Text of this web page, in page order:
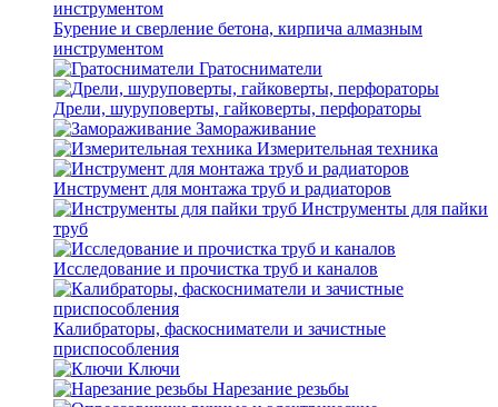
Бурение и сверление бетона, кирпича алмазным
инструментом
Гратосниматели
Дрели, шуруповерты, гайковерты, перфораторы
Замораживание
Измерительная техника
Инструмент для монтажа труб и радиаторов
Инструменты для пайки
труб
Исследование и прочистка труб и каналов
Калибраторы, фаскосниматели и зачистные
приспособления
Ключи
Нарезание резьбы